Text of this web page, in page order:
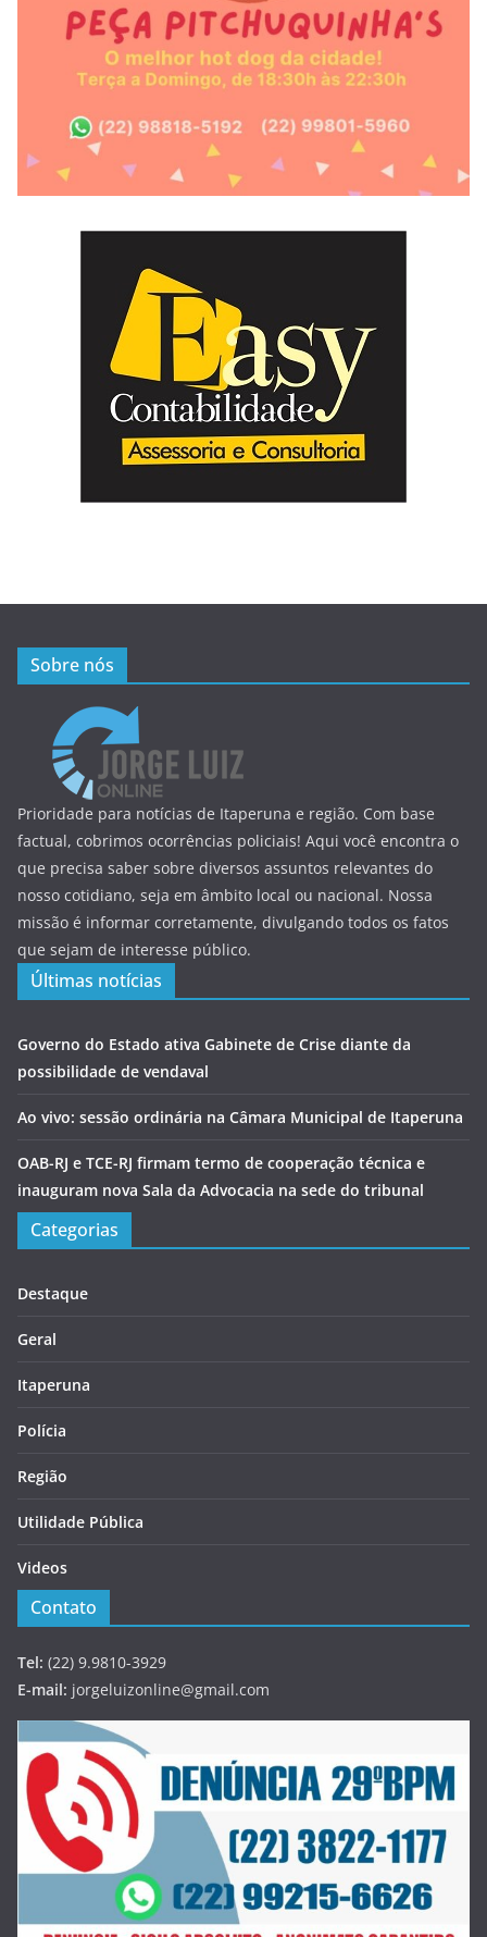
Sobre nós
Prioridade para notícias de Itaperuna e região. Com base
factual, cobrimos ocorrências policiais! Aqui você encontra o
que precisa saber sobre diversos assuntos relevantes do
nosso cotidiano, seja em âmbito local ou nacional. Nossa
missão é informar corretamente, divulgando todos os fatos
que sejam de interesse público.
Últimas notícias
Governo do Estado ativa Gabinete de Crise diante da
possibilidade de vendaval
Ao vivo: sessão ordinária na Câmara Municipal de Itaperuna
OAB-RJ e TCE-RJ firmam termo de cooperação técnica e
inauguram nova Sala da Advocacia na sede do tribunal
Categorias
Destaque
Geral
Itaperuna
Polícia
Região
Utilidade Pública
Videos
Contato
Tel: (22) 9.9810-3929
E-mail: jorgeluizonline@gmail.com